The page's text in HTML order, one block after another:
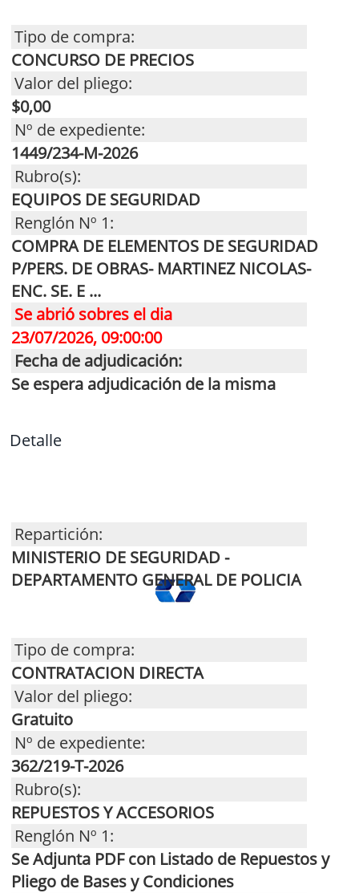
Tipo de compra:
CONCURSO DE PRECIOS
Valor del pliego:
$0,00
Nº de expediente:
1449/234-M-2026
Rubro(s):
EQUIPOS DE SEGURIDAD
Renglón Nº 1:
COMPRA DE ELEMENTOS DE SEGURIDAD
P/PERS. DE OBRAS- MARTINEZ NICOLAS-
ENC. SE. E ...
Se abrió sobres el dia
23/07/2026, 09:00:00
Fecha de adjudicación:
Se espera adjudicación de la misma
Detalle
Repartición:
MINISTERIO DE SEGURIDAD -
DEPARTAMENTO GENERAL DE POLICIA
Tipo de compra:
CONTRATACION DIRECTA
Valor del pliego:
Gratuito
Nº de expediente:
362/219-T-2026
Rubro(s):
REPUESTOS Y ACCESORIOS
Renglón Nº 1:
Se Adjunta PDF con Listado de Repuestos y
Pliego de Bases y Condiciones